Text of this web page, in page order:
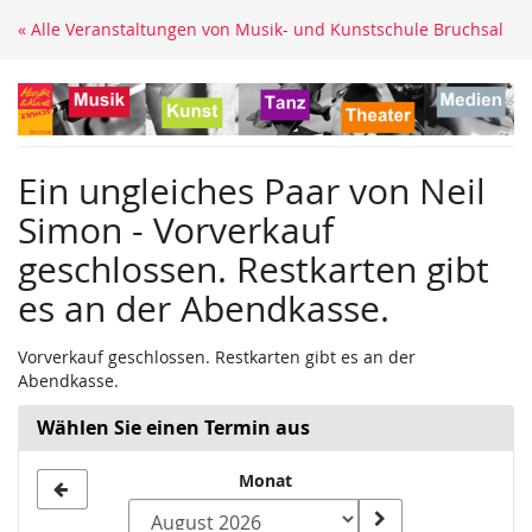
Zum
springen
« Alle Veranstaltungen von Musik- und Kunstschule Bruchsal
Ein ungleiches Paar von Neil
Simon - Vorverkauf
geschlossen. Restkarten gibt
es an der Abendkasse.
Vorverkauf geschlossen. Restkarten gibt es an der
Abendkasse.
Wählen Sie einen Termin aus
Monat